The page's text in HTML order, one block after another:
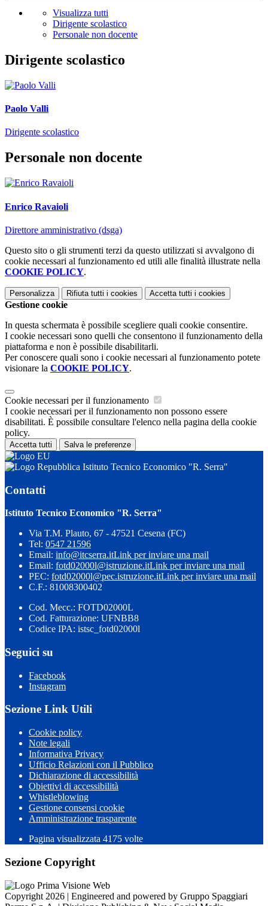
Visualizza tutti
Dirigente scolastico
Personale non docente
Dirigente scolastico
Paolo Valli
Dirigente scolastico
Personale non docente
Enrico Ravaioli
Direttore amministrativo (dsga)
Questo sito o gli strumenti terzi da questo utilizzati si avvalgono di
cookie necessari al funzionamento ed utili alle finalità illustrate nella
COOKIE POLICY.
Personalizza Rifiuta tutti i cookies Accetta tutti i cookies
Gestione cookie
In questa schermata è possibile scegliere quali cookie consentire.
I cookie necessari sono quelli che consentono il funzionamento della
piattaforma e non è possibile disabilitarli.
Per conoscere quali sono i cookie necessari al funzionamento potete
visionare la COOKIE POLICY.
Cookie necessari per il funzionamento
I cookie necessari per il funzionamento non possono essere
disabilitati. È possibile consultare l'elenco nella pagina della cookie
policy.
Accetta tutti Salva le preferenze
Istituto Tecnico Economico "R. Serra"
Contatti
Istituto Tecnico Economico "R. Serra"
Via T.M. Plauto, 67 - 47521 Cesena (FC)
Tel: 0547 21596
Email: info@itcserra.itLink per inviare una mail
Email: fotd02000l@istruzione.itLink per inviare una mail
PEC: fotd02000l@pec.istruzione.itLink per inviare una mail
C.F.: 81008300402
Cod. Mecc.: FOTD02000L
Cod. Fatturazione: UFNBB8
Codice IPA: istsc_fotd02000l
Seguici su
Facebook
Instagram
Sezione Link Utili
Cookie policy
Note legali
Informativa Privacy
Ufficio Relazioni con il Pubblico
Dichiarazione di accessibilità
Obiettivi di accessibilità
Whistleblowing
Gestione consensi cookie
Amministrazione trasparente
Pagina visualizzata 4175 volte
Sezione Copyright
Copyright 2026 | Engineered and powered by Gruppo Spaggiari